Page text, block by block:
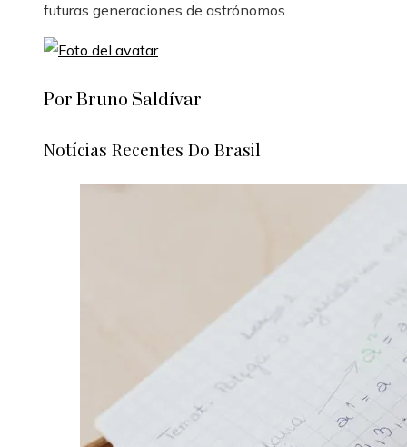
futuras generaciones de astrónomos.
Por Bruno Saldívar
Notícias Recentes Do Brasil